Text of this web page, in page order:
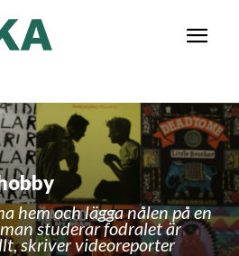
hem och lägga nålen på en
studerar fodralet är
skriver videoreporter